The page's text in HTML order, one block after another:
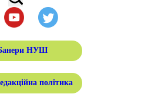
НУШ
політика